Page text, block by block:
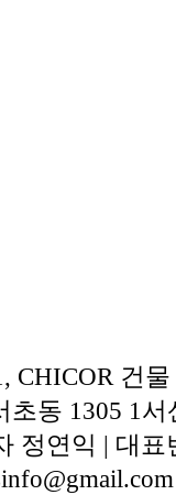
CHICOR 건물
동 1305 1서
정연익 | 대표